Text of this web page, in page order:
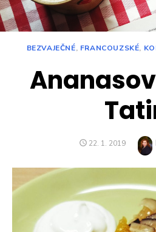
BEZVAJEČNÉ, FRANCOUZSKÉ,
POSTED
22. 1. 2019